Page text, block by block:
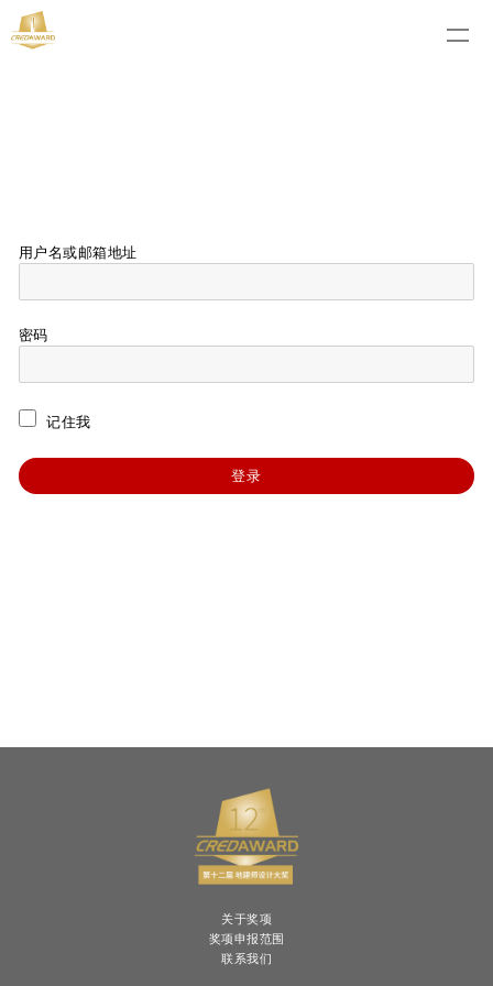
用户名或邮箱地址
密码
记住我
关于奖项
奖项申报范围
联系我们